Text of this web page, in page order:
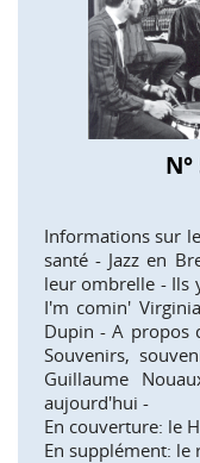
Informations sur
santé - Jazz en
leur ombrelle - Ils
I'm comin'
Dupin - A propos
Souvenirs,
Guillaume
aujourd'hui -
En couverture: le
En supplément: le